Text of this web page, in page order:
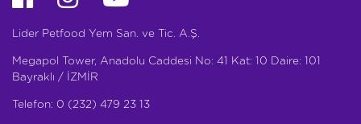
Lider Petfood Yem San. ve Tic. A.Ş.
Megapol Tower, Anadolu Caddesi No: 41 Kat: 10 Daire: 101
Bayraklı / İZMİR
Telefon: 0 (232) 479 23 13